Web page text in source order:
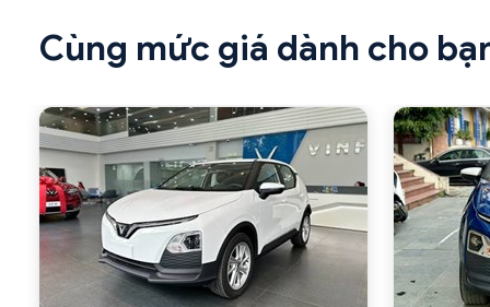
Cùng mức giá dành cho